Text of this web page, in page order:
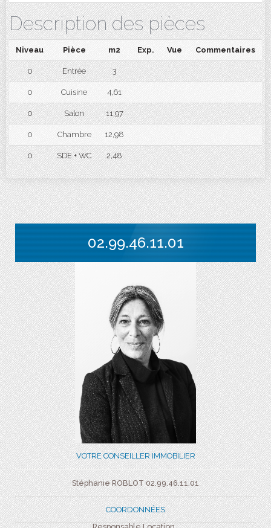
Description des pièces
Niveau Pièce m2 Exp. Vue Commentaires
0 Entrée 3
0 Cuisine 4,61
0 Salon 11,97
0 Chambre 12,98
0 SDE + WC 2,48
02.99.46.11.01
VOTRE CONSEILLER IMMOBILIER
Stéphanie ROBLOT 02.99.46.11.01
COORDONNÉES